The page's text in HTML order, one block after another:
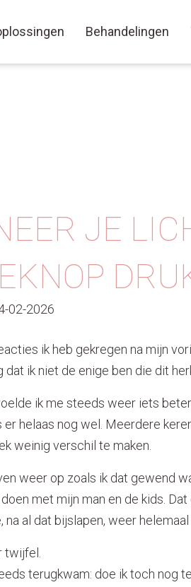
Behandelingen
JE
02-2026
ik heb gekregen na mijn
dat ik niet de enige ben die dit
ik me steeds weer iets
er helaas nog wel. Meerdere
weinig verschil te maken.
weer op zoals ik dat gewend
doen met mijn man en de kids.
na al dat bijslapen, weer
terugkwam: doe ik toch nog